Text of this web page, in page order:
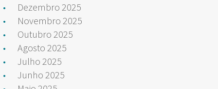
Dezembro 2025
Novembro 2025
Outubro 2025
Agosto 2025
Julho 2025
Junho 2025